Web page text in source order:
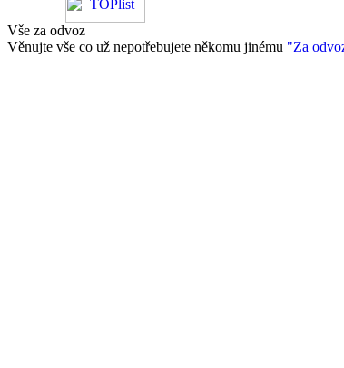
Vše za odvoz
Věnujte vše co už nepotřebujete někomu jinému "Za